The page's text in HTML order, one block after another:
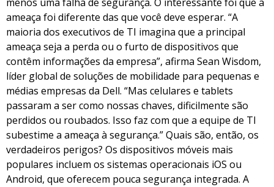
ameaça foi diferente das que você deve esperar. “A
maioria dos executivos de TI imagina que a principal
ameaça seja a perda ou o furto de dispositivos que
contêm informações da empresa”, afirma Sean Wisdom,
líder global de soluções de mobilidade para pequenas e
médias empresas da Dell. “Mas celulares e tablets
passaram a ser como nossas chaves, dificilmente são
perdidos ou roubados. Isso faz com que a equipe de TI
subestime a ameaça à segurança.” Quais são, então, os
verdadeiros perigos? Os dispositivos móveis mais
populares incluem os sistemas operacionais iOS ou
Android, que oferecem pouca segurança integrada. A